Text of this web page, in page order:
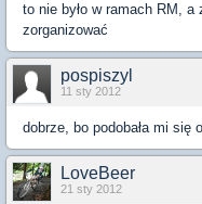
to nie było w ramach RM,
zorganizować
pospiszyl
11 sty 2012
dobrze, bo podobała mi się
LoveBeer
21 sty 2012